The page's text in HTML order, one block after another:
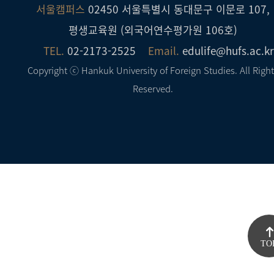
서울캠퍼스 02450 서울특별시 동대문구 이문로 107,
평생교육원 (외국어연수평가원 106호)
TEL. 02-2173-2525 Email. edulife@hufs.ac.kr
Copyright ⓒ Hankuk University of Foreign Studies. All
Reserved.